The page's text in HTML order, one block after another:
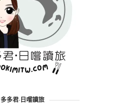
多多君·日嚐讀旅